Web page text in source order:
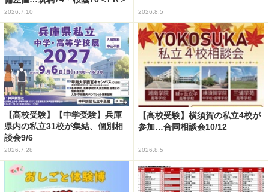
2026.7.10 2026.8.5
【高校受験】【中学受験】兵庫
県内の私立31校が集結、個別相
談会9/6
2026.7.28
【高校受験】横須賀の私立4校が
参加…合同相談会10/12
2026.8.5